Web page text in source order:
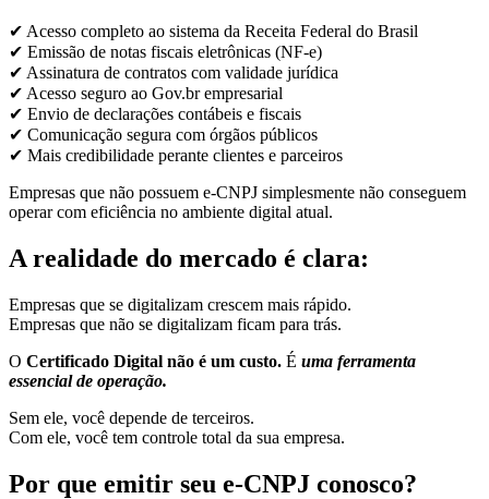
✔ Acesso completo ao sistema da Receita Federal do Brasil
✔ Emissão de notas fiscais eletrônicas (NF-e)
✔ Assinatura de contratos com validade jurídica
✔ Acesso seguro ao Gov.br empresarial
✔ Envio de declarações contábeis e fiscais
✔ Comunicação segura com órgãos públicos
✔ Mais credibilidade perante clientes e parceiros
Empresas que não possuem e-CNPJ simplesmente não conseguem
operar com eficiência no ambiente digital atual.
A realidade do mercado é clara:
Empresas que se digitalizam crescem mais rápido.
Empresas que não se digitalizam ficam para trás.
O Certificado Digital não é um custo. É uma ferramenta
essencial de operação.
Sem ele, você depende de terceiros.
Com ele, você tem controle total da sua empresa.
Por que emitir seu e-CNPJ conosco?